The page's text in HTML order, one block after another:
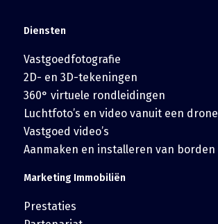
Diensten
Vastgoedfotografie
2D- en 3D-tekeningen
360° virtuele rondleidingen
Luchtfoto’s en video vanuit een drone
Vastgoed video’s
Aanmaken en installeren van borden
Marketing Immobiliën
Prestaties